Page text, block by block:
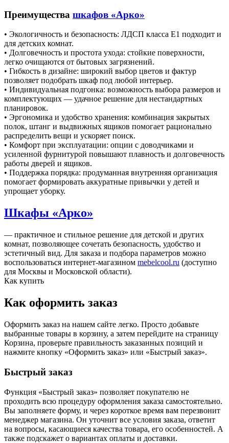
Преимущества шкафов «Арко»
• Экологичность и безопасность: ЛДСП класса Е1 подходит и
для детских комнат.
• Долговечность и простота ухода: стойкие поверхности,
легко очищаются от бытовых загрязнений.
• Гибкость в дизайне: широкий выбор цветов и фактур
позволяет подобрать шкаф под любой интерьер.
• Индивидуальная подгонка: возможность выбора размеров и
комплектующих — удачное решение для нестандартных
планировок.
• Эргономика и удобство хранения: комбинация закрытых
полок, штанг и выдвижных ящиков помогает рационально
распределить вещи и ускоряет поиск.
• Комфорт при эксплуатации: опции с доводчиками и
усиленной фурнитурой повышают плавность и долговечность
работы дверей и ящиков.
• Поддержка порядка: продуманная внутренняя организация
помогает формировать аккуратные привычки у детей и
упрощает уборку.
Шкафы «Арко»
— практичное и стильное решение для детской и других
комнат, позволяющее сочетать безопасность, удобство и
эстетичный вид. Для заказа и подбора параметров можно
воспользоваться интернет‑магазином mebelcool.ru (доступно
для Москвы и Московской области).
Как купить
Как оформить заказ
Оформить заказ на нашем сайте легко. Просто добавьте
выбранные товары в корзину, а затем перейдите на страницу
Корзина, проверьте правильность заказанных позиций и
нажмите кнопку «Оформить заказ» или «Быстрый заказ».
Быстрый заказ
Функция «Быстрый заказ» позволяет покупателю не
проходить всю процедуру оформления заказа самостоятельно.
Вы заполняете форму, и через короткое время вам перезвонит
менеджер магазина. Он уточнит все условия заказа, ответит
на вопросы, касающиеся качества товара, его особенностей. А
также подскажет о вариантах оплаты и доставки.